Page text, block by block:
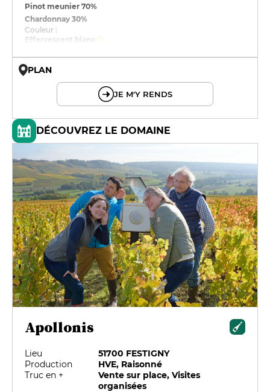
Pinot meunier70%
Chardonnay30%
Couleur :
Effervescent blanc
PLAN
JE M'Y RENDS
DÉCOUVREZ LE DOMAINE
Apollonis
Lieu
51700 FESTIGNY
Production
HVE, Raisonné
Truc en +
Vente sur place, Visites
organisées